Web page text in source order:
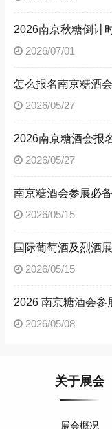
2026/07/01
2026/05/27
2026/05/27
2026/05/15
2026/05/15
2026/05/08
关于展会
展会概况